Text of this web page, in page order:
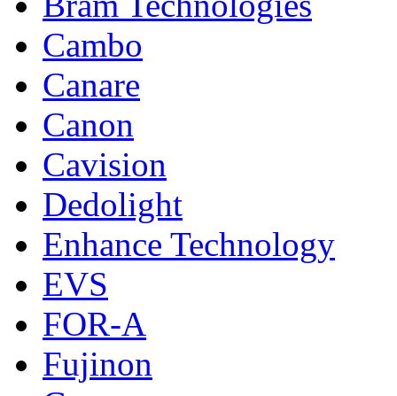
Cambo
Canare
Canon
Cavision
Dedolight
Enhance Technology
EVS
FOR-A
Fujinon